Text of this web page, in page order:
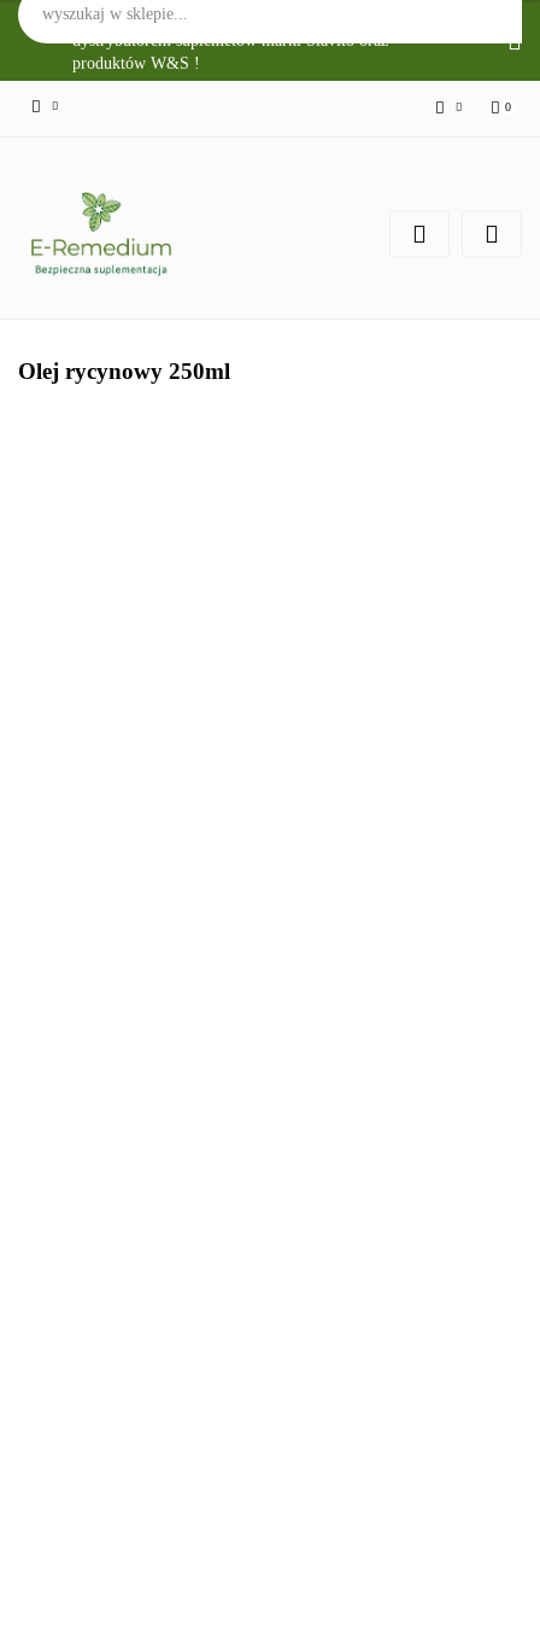
Sklep Internetowy E-Remedium jest głównym
dystrybutorem suplemetów marki Slavito oraz
produktów W&S !
0
Olej rycynowy 250ml